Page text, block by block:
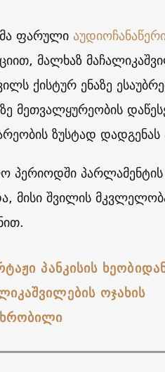
ფარული
მალხაზ
ქისტურ ენაზე
მეთვალყურეობის
ზუსტად დადგენას
პერიოდში პარლამენტის
მისი შვილის
პანკისის
ოჯახის